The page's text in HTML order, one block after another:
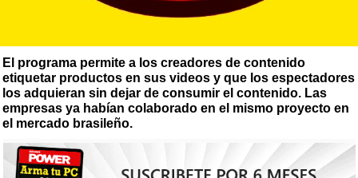
El programa permite a los creadores de contenido
etiquetar productos en sus videos y que los espectadores
los adquieran sin dejar de consumir el contenido. Las
empresas ya habían colaborado en el mismo proyecto en
el mercado brasileño.